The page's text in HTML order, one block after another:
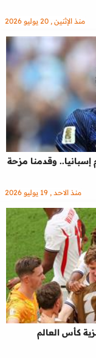
منذ الإثنين , 20 يوليو 2026
وقدمنا مزحة
منذ الاحد , 19 يوليو 2026
كأس العالم